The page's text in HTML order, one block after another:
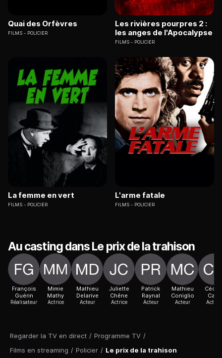
Regarder la TV en direct / Programme TV /
Films en streaming / Policier / Le prix de la trahison
Quai des Orfèvres
FILMS POLICIER
Les rivières pourpres 2 :
les anges de l'Apocalypse
FILMS POLICIER
La femme en vert
FILMS POLICIER
L'arme fatale
FILMS POLICIER
Au casting dans Le prix de la trahison
François
Guérin
Réalisateur
Mimie
Mathy
Actrice
Mathieu
Delarive
Acteur
Juliette
Chêne
Actrice
Patrick
Raynal
Acteur
Mathieu
Coniglio
Acteur
Cara
Actrice